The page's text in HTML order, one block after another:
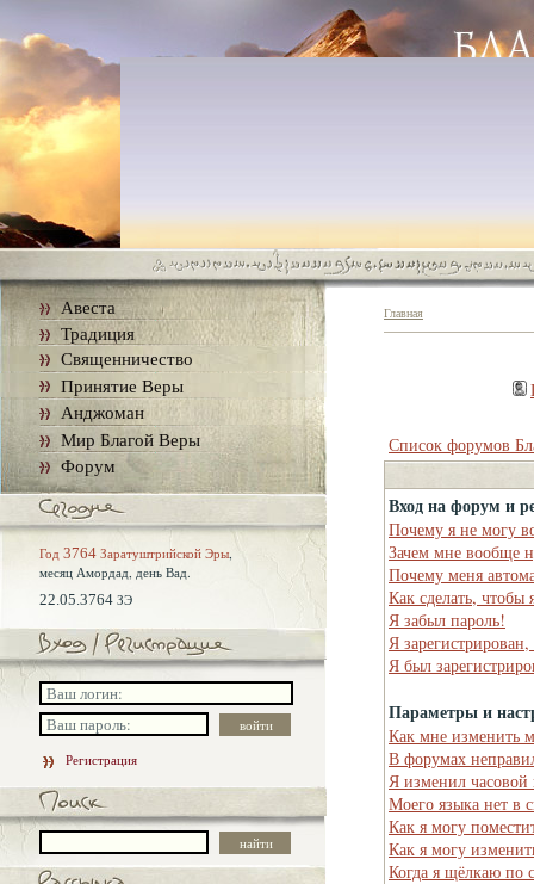
Авеста
Традиция
Священничество
Принятие Веры
Анджоман
Мир Благой Веры
Форум
Год 3764 Заратуштрийской Эры,
месяц Амордад, день Вад.
22.05.3764 ЗЭ
Регистрация
Главная
Список форумов
Вход на форум и
Почему я не могу
Зачем мне вообще
Почему меня
Как сделать, чтобы
Я забыл пароль!
Я
Я был
Параметры и
Как мне изменить
В форумах
Я изменил часовой
Моего языка нет в
Как я могу
Как я могу
Когда я щёлкаю по